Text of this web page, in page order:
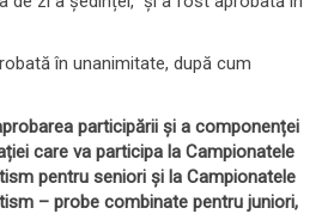
în unanimitate, după cum
participării și a componenței
care va participa la Campionatele
pentru seniori și la Campionatele
– probe combinate pentru juniori,